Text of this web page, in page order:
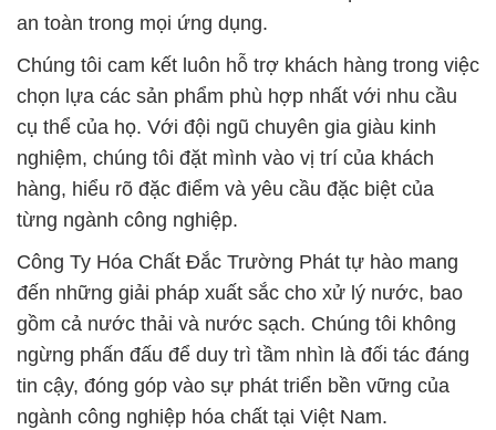
an toàn trong mọi ứng dụng.
Chúng tôi cam kết luôn hỗ trợ khách hàng trong việc
chọn lựa các sản phẩm phù hợp nhất với nhu cầu
cụ thể của họ. Với đội ngũ chuyên gia giàu kinh
nghiệm, chúng tôi đặt mình vào vị trí của khách
hàng, hiểu rõ đặc điểm và yêu cầu đặc biệt của
từng ngành công nghiệp.
Công Ty Hóa Chất Đắc Trường Phát tự hào mang
đến những giải pháp xuất sắc cho xử lý nước, bao
gồm cả nước thải và nước sạch. Chúng tôi không
ngừng phấn đấu để duy trì tầm nhìn là đối tác đáng
tin cậy, đóng góp vào sự phát triển bền vững của
ngành công nghiệp hóa chất tại Việt Nam.